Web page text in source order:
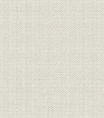
需給